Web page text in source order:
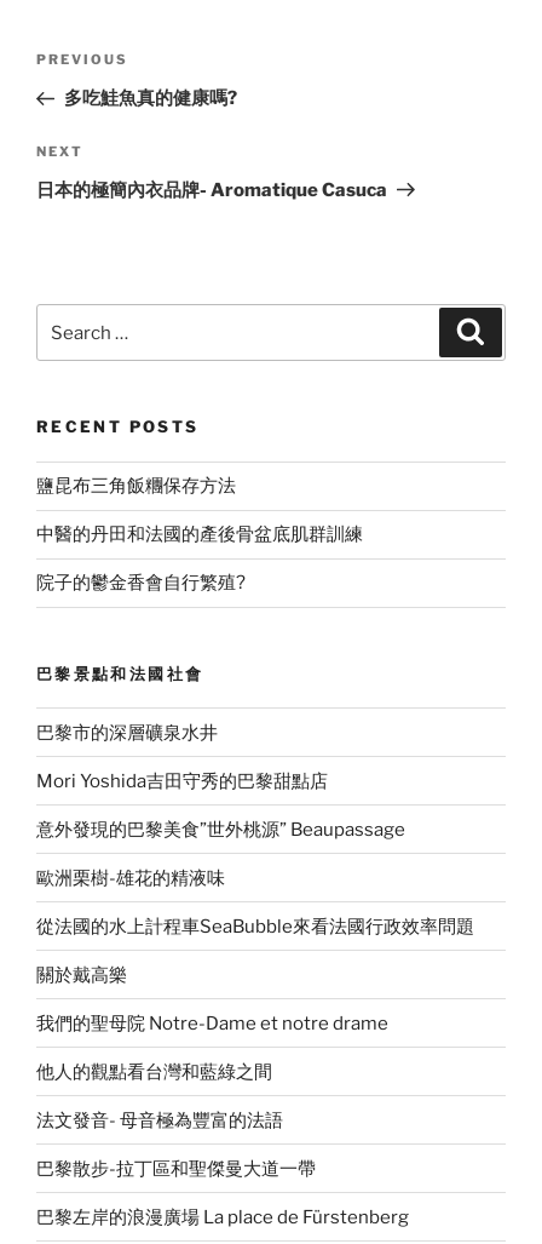
Previous
Post
PREVIOUS
多吃鮭魚真的健康嗎?
Next
Post
NEXT
日本的極簡內衣品牌- Aromatique Casuca
for:
RECENT POSTS
鹽昆布三角飯糰保存方法
中醫的丹田和法國的產後骨盆底肌群訓練
院子的鬱金香會自行繁殖?
巴黎景點和法國社會
巴黎市的深層礦泉水井
Mori Yoshida吉田守秀的巴黎甜點店
意外發現的巴黎美食”世外桃源” Beaupassage
歐洲栗樹-雄花的精液味
從法國的水上計程車SeaBubble來看法國行政效率問題
關於戴高樂
我們的聖母院 Notre-Dame et notre drame
他人的觀點看台灣和藍綠之間
法文發音- 母音極為豐富的法語
巴黎散步-拉丁區和聖傑曼大道一帶
巴黎左岸的浪漫廣場 La place de Fürstenberg